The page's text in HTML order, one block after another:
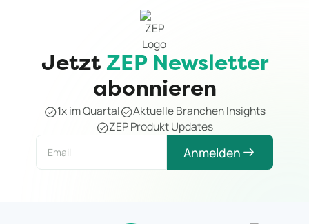
Jetzt ZEP Newsletter
abonnieren
1x im Quartal
Aktuelle Branchen Insights
ZEP Produkt Updates
Anmelden